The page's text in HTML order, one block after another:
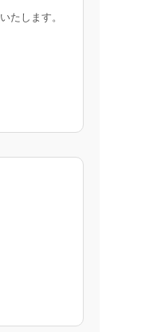
いたします。